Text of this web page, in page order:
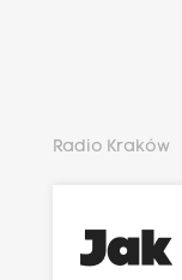
Radio Kraków